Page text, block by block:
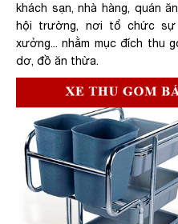
khách sạn, nhà hàng, quán
hội trường, nơi tổ chức sự
xưởng... nhằm mục đích thu
dơ, đồ ăn thừa.